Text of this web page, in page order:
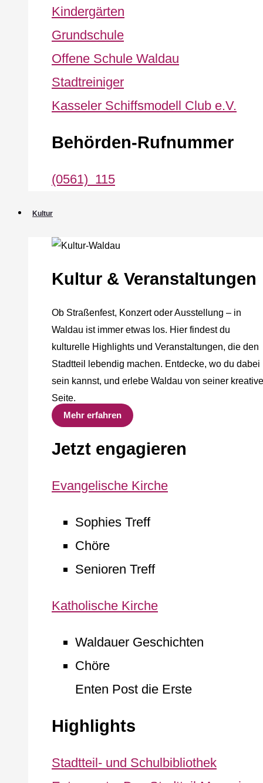
Kindergärten
Grundschule
Offene Schule Waldau
Stadtreiniger
Kasseler Schiffsmodell Club e.V.
Behörden-Rufnummer
(0561) 115
Kultur
Kultur & Veranstaltungen
Ob Straßenfest, Konzert oder Ausstellung – in
Waldau ist immer etwas los. Hier findest du
kulturelle Highlights und Veranstaltungen, die den
Stadtteil lebendig machen. Entdecke, wo du dabei
sein kannst, und erlebe Waldau von seiner
Seite.
Mehr erfahren
Jetzt engagieren
Evangelische Kirche
Sophies Treff
Chöre
Senioren Treff
Katholische Kirche
Waldauer Geschichten
Chöre
Enten Post die Erste
Highlights
Stadtteil- und Schulbibliothek